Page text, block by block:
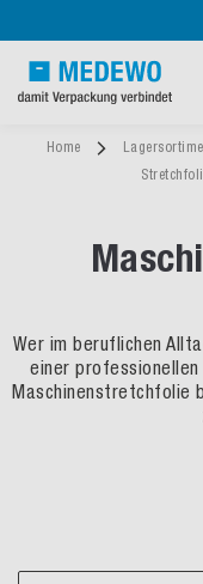
Home
Wer im beruflichen
einer
Maschinenstretchfolie